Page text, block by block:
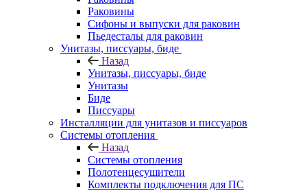
Раковины
Сифоны и выпуски для раковин
Пьедесталы для раковин
Унитазы, писсуары, биде
Назад
Унитазы, писсуары, биде
Унитазы
Биде
Писсуары
Инсталляции для унитазов и писсуаров
Системы отопления
Назад
Системы отопления
Полотенцесушители
Комплекты подключения для ПС